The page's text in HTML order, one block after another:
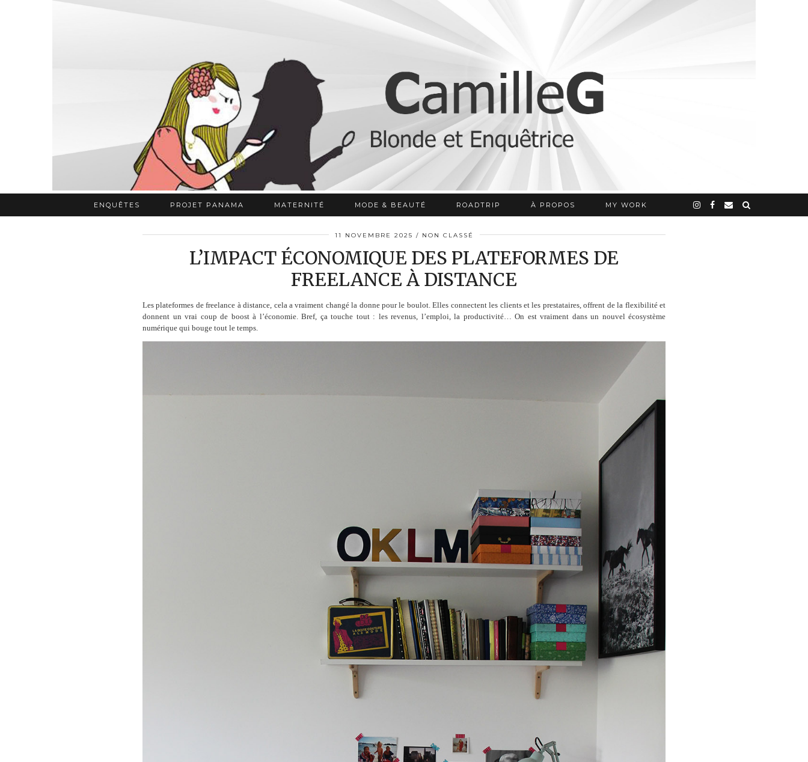
ENQUÊTES PROJET PANAMA MATERNITÉ MODE & BEAUTÉ ROADTRIP À PROPOS MY WORK
11 NOVEMBRE 2025 NON CLASSÉ
L’IMPACT ÉCONOMIQUE DES PLATEFORMES DE
FREELANCE À DISTANCE
Les plateformes de freelance à distance, cela a vraiment changé la donne pour le boulot. Elles connectent les clients et les prestataires, offrent de la flexibilité et
donnent un vrai coup de boost à l’économie. Bref, ça touche tout : les revenus, l’emploi, la productivité… On est vraiment dans un nouvel écosystème
numérique qui bouge tout le temps.